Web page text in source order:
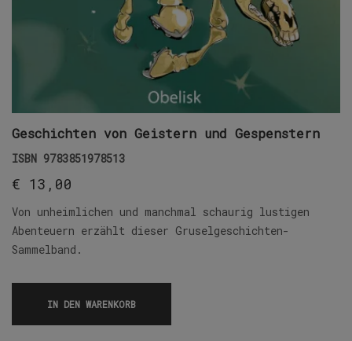
Geschichten von Geistern und Gespenstern
ISBN 9783851978513
€ 13,00
Von unheimlichen und manchmal schaurig lustigen
Abenteuern erzählt dieser Gruselgeschichten-
Sammelband.
IN DEN WARENKORB